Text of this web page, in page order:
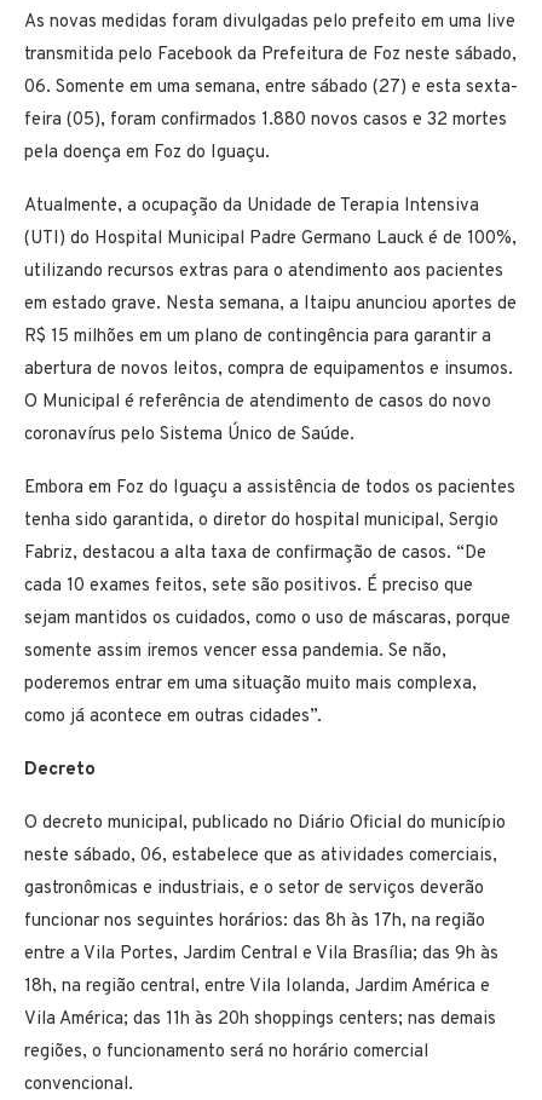
As novas medidas foram divulgadas pelo prefeito em uma live
transmitida pelo Facebook da Prefeitura de Foz neste sábado,
06. Somente em uma semana, entre sábado (27) e esta sexta-
feira (05), foram confirmados 1.880 novos casos e 32 mortes
pela doença em Foz do Iguaçu.
Atualmente, a ocupação da Unidade de Terapia Intensiva
(UTI) do Hospital Municipal Padre Germano Lauck é de 100%,
utilizando recursos extras para o atendimento aos pacientes
em estado grave. Nesta semana, a Itaipu anunciou aportes de
R$ 15 milhões em um plano de contingência para garantir a
abertura de novos leitos, compra de equipamentos e insumos.
O Municipal é referência de atendimento de casos do novo
coronavírus pelo Sistema Único de Saúde.
Embora em Foz do Iguaçu a assistência de todos os pacientes
tenha sido garantida, o diretor do hospital municipal, Sergio
Fabriz, destacou a alta taxa de confirmação de casos. “De
cada 10 exames feitos, sete são positivos. É preciso que
sejam mantidos os cuidados, como o uso de máscaras, porque
somente assim iremos vencer essa pandemia. Se não,
poderemos entrar em uma situação muito mais complexa,
como já acontece em outras cidades”.
Decreto
O decreto municipal, publicado no Diário Oficial do município
neste sábado, 06, estabelece que as atividades comerciais,
gastronômicas e industriais, e o setor de serviços deverão
funcionar nos seguintes horários: das 8h às 17h, na região
entre a Vila Portes, Jardim Central e Vila Brasília; das 9h às
18h, na região central, entre Vila Iolanda, Jardim América e
Vila América; das 11h às 20h shoppings centers; nas demais
regiões, o funcionamento será no horário comercial
convencional.